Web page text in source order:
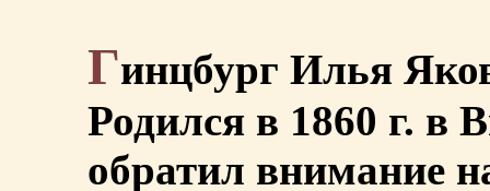
Гинцбург Илья
Родился в 1860 г. в
обратил внимание